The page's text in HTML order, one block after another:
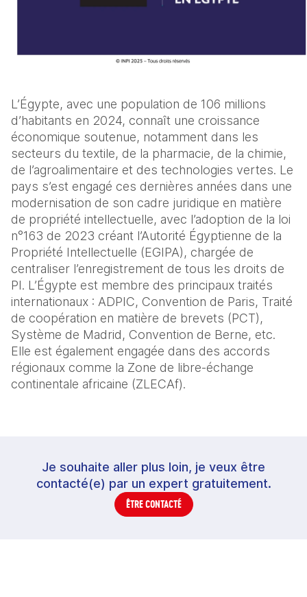
L’Égypte, avec une population de 106 millions
d’habitants en 2024, connaît une croissance
économique soutenue, notamment dans les
secteurs du textile, de la pharmacie, de la chimie,
de l’agroalimentaire et des technologies vertes. Le
pays s’est engagé ces dernières années dans une
modernisation de son cadre juridique en matière
de propriété intellectuelle, avec l’adoption de la loi
n°163 de 2023 créant l’Autorité Égyptienne de la
Propriété Intellectuelle (EGIPA), chargée de
centraliser l’enregistrement de tous les droits de
PI. L’Égypte est membre des principaux traités
internationaux : ADPIC, Convention de Paris, Traité
de coopération en matière de brevets (PCT),
Système de Madrid, Convention de Berne, etc.
Elle est également engagée dans des accords
régionaux comme la Zone de libre-échange
continentale africaine (ZLECAf).
Je souhaite aller plus loin, je veux être
contacté(e) par un expert gratuitement.
ÊTRE CONTACTÉ